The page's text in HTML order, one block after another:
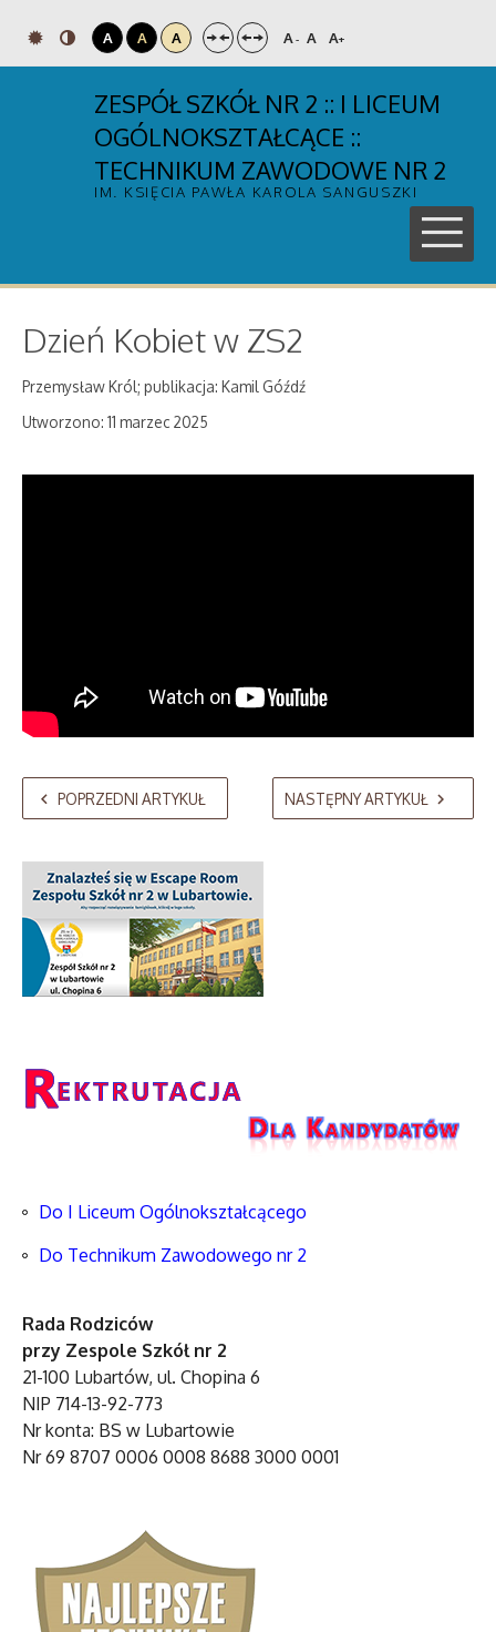
A A A A- A A+
ZESPÓŁ SZKÓŁ NR 2 :: I LICEUM
OGÓLNOKSZTAŁCĄCE ::
TECHNIKUM ZAWODOWE NR 2
IM. KSIĘCIA PAWŁA KAROLA SANGUSZKI
Dzień Kobiet w ZS2
Przemysław Król; publikacja: Kamil Góźdź
Utworzono: 11 marzec 2025
POPRZEDNI ARTYKUŁ NASTĘPNY ARTYKUŁ
Do I Liceum Ogólnokształcącego
Do Technikum Zawodowego nr 2
Rada Rodziców
przy Zespole Szkół nr 2
21-100 Lubartów, ul. Chopina 6
NIP 714-13-92-773
Nr konta: BS w Lubartowie
Nr 69 8707 0006 0008 8688 3000 0001